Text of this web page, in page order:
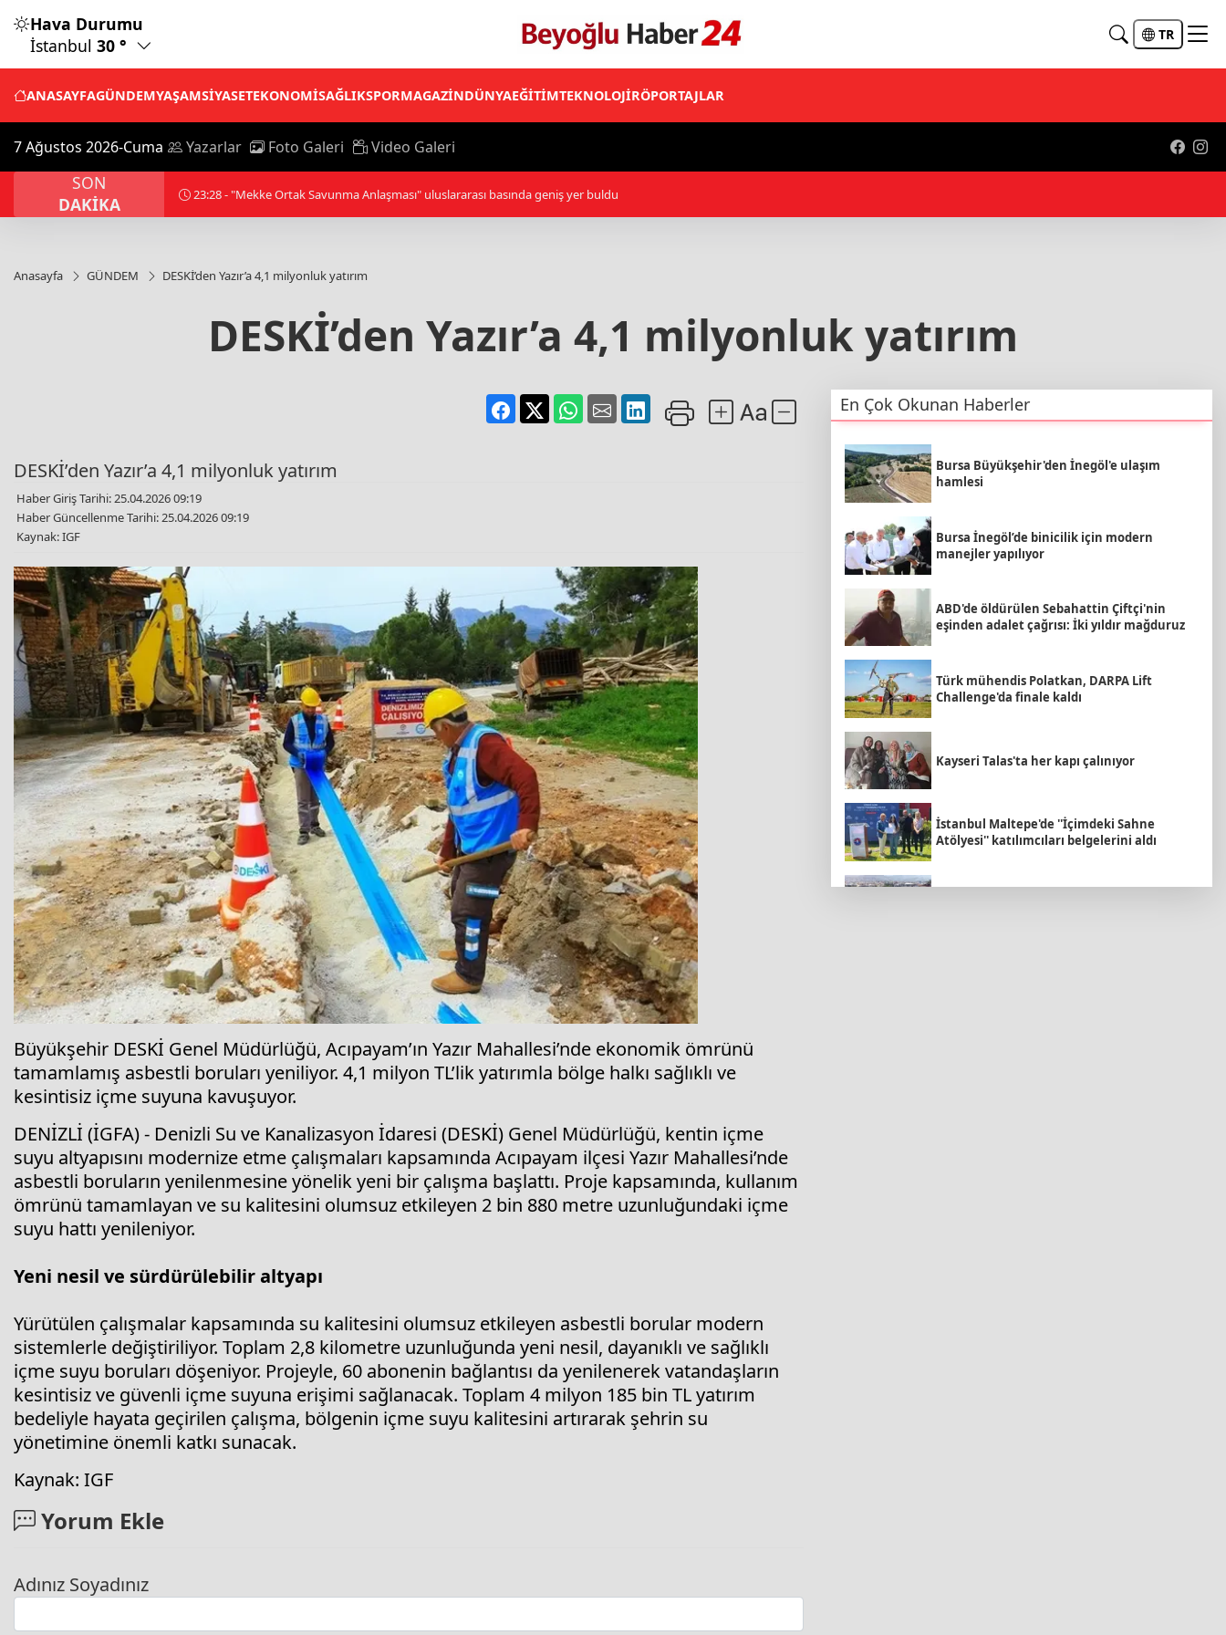
Hava Durumu
İstanbul 30 ° TR
ANASAYFAGÜNDEMYAŞAMSİYASETEKONOMİSAĞLIKSPORMAGAZİNDÜNYAEĞİTİMTEKNOLOJİRÖPORTAJLAR
7 Ağustos 2026-Cuma Yazarlar Foto Galeri Video Galeri
SON
DAKİKA
22:41 - AK Parti Genel Başkan Yardımcısı Zorlu: Bu anlaşmayla Türk dünyasının güney koridoru teminat altına alınıyor
Anasayfa GÜNDEM DESKİ’den Yazır’a 4,1 milyonluk yatırım
DESKİ’den Yazır’a 4,1 milyonluk yatırım
DESKİ’den Yazır’a 4,1 milyonluk yatırım
Haber Giriş Tarihi: 25.04.2026 09:19
Haber Güncellenme Tarihi: 25.04.2026 09:19
Kaynak: IGF
Büyükşehir DESKİ Genel Müdürlüğü, Acıpayam’ın Yazır Mahallesi’nde ekonomik ömrünü
tamamlamış asbestli boruları yeniliyor. 4,1 milyon TL’lik yatırımla bölge halkı sağlıklı ve
kesintisiz içme suyuna kavuşuyor.
DENİZLİ (İGFA) - Denizli Su ve Kanalizasyon İdaresi (DESKİ) Genel Müdürlüğü, kentin içme
suyu altyapısını modernize etme çalışmaları kapsamında Acıpayam ilçesi Yazır Mahallesi’nde
asbestli boruların yenilenmesine yönelik yeni bir çalışma başlattı. Proje kapsamında, kullanım
ömrünü tamamlayan ve su kalitesini olumsuz etkileyen 2 bin 880 metre uzunluğundaki içme
suyu hattı yenileniyor.
Yeni nesil ve sürdürülebilir altyapı
Yürütülen çalışmalar kapsamında su kalitesini olumsuz etkileyen asbestli borular modern
sistemlerle değiştiriliyor. Toplam 2,8 kilometre uzunluğunda yeni nesil, dayanıklı ve sağlıklı
içme suyu boruları döşeniyor. Projeyle, 60 abonenin bağlantısı da yenilenerek vatandaşların
kesintisiz ve güvenli içme suyuna erişimi sağlanacak. Toplam 4 milyon 185 bin TL yatırım
bedeliyle hayata geçirilen çalışma, bölgenin içme suyu kalitesini artırarak şehrin su
yönetimine önemli katkı sunacak.
Kaynak: IGF
Yorum Ekle
Adınız Soyadınız
En Çok Okunan Haberler
Bursa Büyükşehir'den İnegöl'e ulaşım
hamlesi
Bursa İnegöl’de binicilik için modern
manejler yapılıyor
ABD'de öldürülen Sebahattin Çiftçi'nin
eşinden adalet çağrısı: İki yıldır mağduruz
Türk mühendis Polatkan, DARPA Lift
Challenge'da finale kaldı
Kayseri Talas'ta her kapı çalınıyor
İstanbul Maltepe'de ''İçimdeki Sahne
Atölyesi'' katılımcıları belgelerini aldı